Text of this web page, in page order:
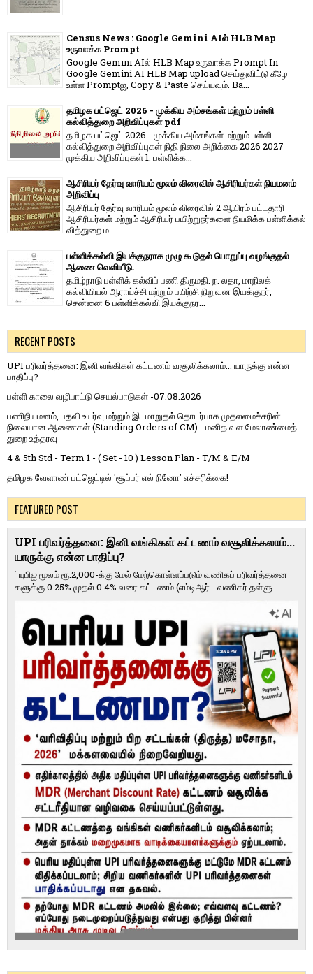
Census News : Google Gemini AIல் HLB Map
உருவாக்க Prompt
Google Gemini AIல் HLB Map உருவாக்க Prompt In
Google Gemini AI HLB Map upload செய்துவிட்டு கீழே
உள்ள Promptஐ, Copy & Paste செய்யவும். Ba...
தமிழக பட்ஜெட் 2026 - முக்கிய அம்சங்கள் மற்றும் பள்ளி
கல்வித்துறை அறிவிப்புகள் pdf
தமிழக பட்ஜெட் 2026 - முக்கிய அம்சங்கள் மற்றும் பள்ளி
கல்வித்துறை அறிவிப்புகள் நிதி நிலை அறிக்கை 2026 2027
முக்கிய அறிவிப்புகள் 1. பள்ளிக்க...
ஆசிரியர் தேர்வு வாரியம் மூலம் விரைவில் ஆசிரியர்கள் நியமனம்
அறிவிப்பு
ஆசிரியர் தேர்வு வாரி​யம் மூலம் விரை​வில் 2 ஆயிரம் பட்​ட​தாரி
ஆசிரியர்​கள் மற்​றும் ஆசிரியர் பயிற்றுநர்​களை நியமிக்க பள்​ளிக்​கல்​
வித்​துறை ம...
பள்ளிக்கல்வி இயக்குநராக முழு கூடுதல் பொறுப்பு வழங்குதல்
ஆணை வெளியீடு.
தமிழ்நாடு பள்ளிக் கல்விப் பணி திருமதி. ந. லதா, மாநிலக்
கல்வியியல் ஆராய்ச்சி மற்றும் பயிற்சி நிறுவன இயக்குநர்,
சென்னை 6 பள்ளிக்கல்வி இயக்குநர...
RECENT POSTS
UPI பரிவர்த்தனை: இனி வங்கிகள் கட்டணம் வசூலிக்கலாம்... யாருக்கு என்ன
பாதிப்பு?
பள்ளி காலை வழிபாட்டு செயல்பாடுகள் -07.08.2026
பணிநியமனம், பதவி உயர்வு மற்றும் இடமாறுதல் தொடர்பாக முதலமைச்சரின்
நிலையான ஆணைகள் (Standing Orders of CM) - மனித வள மேலாண்மைத்
துறை உத்தரவு
4 & 5th Std - Term 1 - ( Set - 10 ) Lesson Plan - T/M & E/M
தமிழக வேளாண் பட்ஜெட்டில் 'சூப்பர் எல் நினோ' எச்சரிக்கை!
FEATURED POST
UPI பரிவர்த்தனை: இனி வங்கிகள் கட்டணம் வசூலிக்கலாம்...
யாருக்கு என்ன பாதிப்பு?
` யுபிஐ மூலம் ரூ.2,000-க்கு மேல் மேற்​கொள்​ளப்​படும் வணி​கப் பரிவர்த்​தனை​
களுக்கு 0.25% முதல் 0.4% வரை கட்​ட​ணம் (எம்​டிஆர் - வணி​கர் தள்​ளு...